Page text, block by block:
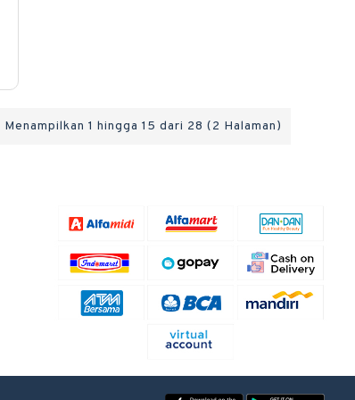
Menampilkan 1 hingga 15 dari 28 (2 Halaman)